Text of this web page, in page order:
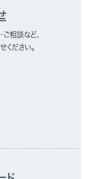
相談など、
ください。